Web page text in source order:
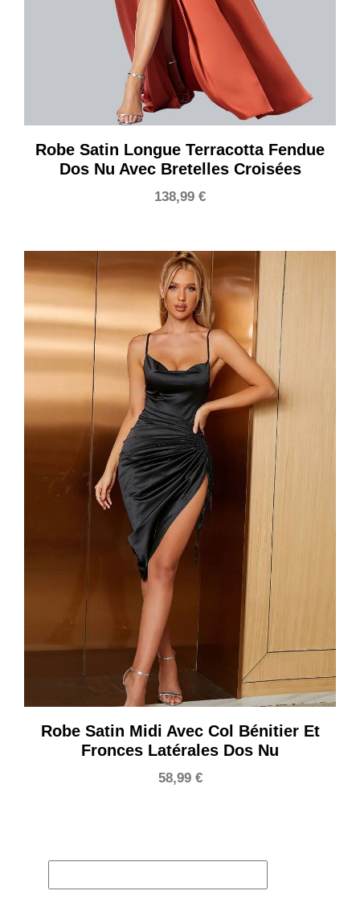
Robe Satin Longue Terracotta Fendue
Dos Nu Avec Bretelles Croisées
138,99 €
Robe Satin Midi Avec Col Bénitier Et
Fronces Latérales Dos Nu
58,99 €